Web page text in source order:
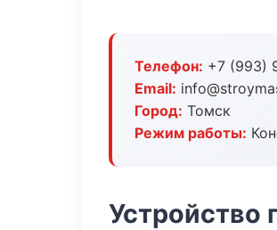
Телефон: +7 (993)
Email:
Город: Томск
Режим работы:
Устройство